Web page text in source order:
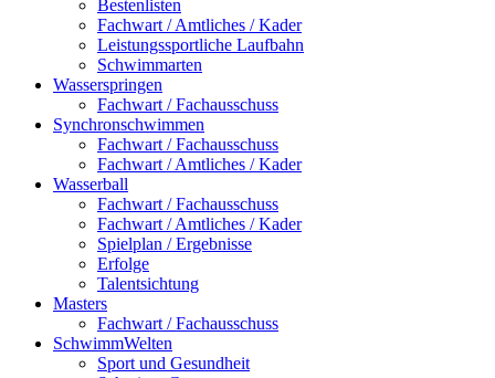
Bestenlisten
Fachwart / Amtliches / Kader
Leistungssportliche Laufbahn
Schwimmarten
Wasserspringen
Fachwart / Fachausschuss
Synchronschwimmen
Fachwart / Fachausschuss
Fachwart / Amtliches / Kader
Wasserball
Fachwart / Fachausschuss
Fachwart / Amtliches / Kader
Spielplan / Ergebnisse
Erfolge
Talentsichtung
Masters
Fachwart / Fachausschuss
SchwimmWelten
Sport und Gesundheit